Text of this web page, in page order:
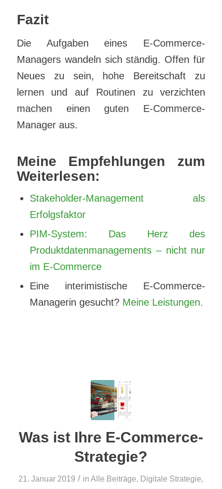
Fazit
Die Aufgaben eines E-Commerce-
Managers wandeln sich ständig. Offen für
Neues zu sein, hohe Bereitschaft zu
lernen und auf Routinen zu verzichten
machen einen guten E-Commerce-
Manager aus.
Meine Empfehlungen zum
Weiterlesen:
Stakeholder-Management als
Erfolgsfaktor
PIM-System: Das Herz des
Produktdatenmanagements – nicht nur
im E-Commerce
Eine interimistische E-Commerce-
Managerin gesucht? Meine Leistungen.
Was ist Ihre E-Commerce-
Strategie?
21. Januar 2019 / inAlle Beiträge, Digitale Strategie,